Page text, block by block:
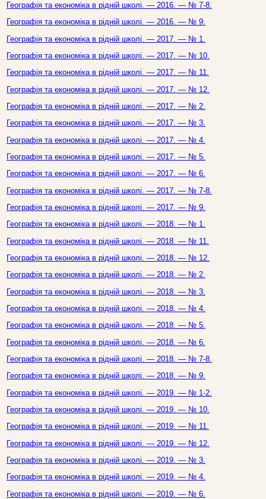
Географія та економіка в рідній школі. — 2016. — № 7-8.
Географія та економіка в рідній школі. — 2016. — № 9.
Географія та економіка в рідній школі. — 2017. — № 1.
Географія та економіка в рідній школі. — 2017. — № 10.
Географія та економіка в рідній школі. — 2017. — № 11.
Географія та економіка в рідній школі. — 2017. — № 12.
Географія та економіка в рідній школі. — 2017. — № 2.
Географія та економіка в рідній школі. — 2017. — № 3.
Географія та економіка в рідній школі. — 2017. — № 4.
Географія та економіка в рідній школі. — 2017. — № 5.
Географія та економіка в рідній школі. — 2017. — № 6.
Географія та економіка в рідній школі. — 2017. — № 7-8.
Географія та економіка в рідній школі. — 2017. — № 9.
Географія та економіка в рідній школі. — 2018. — № 1.
Географія та економіка в рідній школі. — 2018. — № 11.
Географія та економіка в рідній школі. — 2018. — № 12.
Географія та економіка в рідній школі. — 2018. — № 2.
Географія та економіка в рідній школі. — 2018. — № 3.
Географія та економіка в рідній школі. — 2018. — № 4.
Географія та економіка в рідній школі. — 2018. — № 5.
Географія та економіка в рідній школі. — 2018. — № 6.
Географія та економіка в рідній школі. — 2018. — № 7-8.
Географія та економіка в рідній школі. — 2018. — № 9.
Географія та економіка в рідній школі. — 2019. — № 1-2.
Географія та економіка в рідній школі. — 2019. — № 10.
Географія та економіка в рідній школі. — 2019. — № 11.
Географія та економіка в рідній школі. — 2019. — № 12.
Географія та економіка в рідній школі. — 2019. — № 3.
Географія та економіка в рідній школі. — 2019. — № 4.
Географія та економіка в рідній школі. — 2019. — № 6.